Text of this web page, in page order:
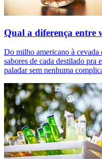
Qual a diferença entre
Do milho americano à cevada
sabores de cada destilado pra
paladar sem nenhuma